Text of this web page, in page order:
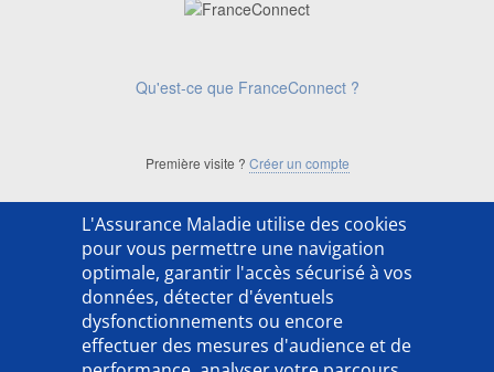
L'Assurance Maladie utilise des cookies
pour vous permettre une navigation
optimale, garantir l'accès sécurisé à vos
données, détecter d'éventuels
dysfonctionnements ou encore
effectuer des mesures d'audience et de
Qu'est-ce que FranceConnect ?
Première visite ? Créer un compte
['ACSO254202LX']